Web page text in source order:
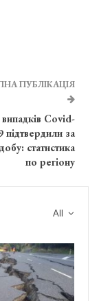
ПУБЛІКАЦІЯ
Covid-
підтвердили за
статистика
по регіону
All